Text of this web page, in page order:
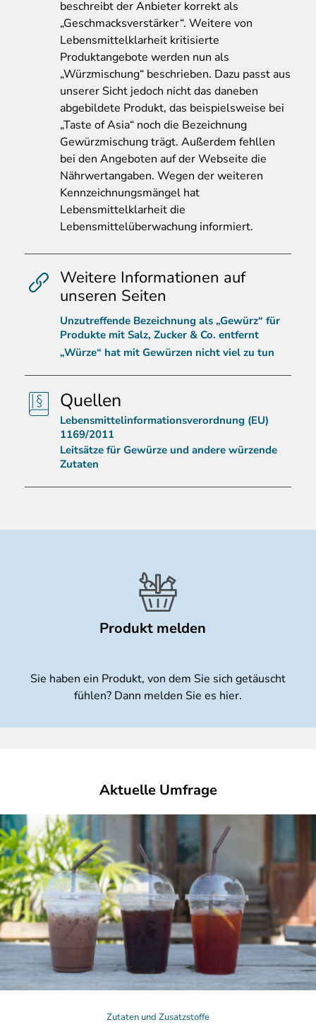
beschreibt der Anbieter korrekt als
„Geschmacksverstärker“. Weitere von
Lebensmittelklarheit kritisierte
Produktangebote werden nun als
„Würzmischung“ beschrieben. Dazu passt aus
unserer Sicht jedoch nicht das daneben
abgebildete Produkt, das beispielsweise bei
„Taste of Asia“ noch die Bezeichnung
Gewürzmischung trägt. Außerdem fehllen
bei den Angeboten auf der Webseite die
Nährwertangaben. Wegen der weiteren
Kennzeichnungsmängel hat
Lebensmittelklarheit die
Lebensmittelüberwachung informiert.
Weitere Informationen auf
unseren Seiten
Unzutreffende Bezeichnung als „Gewürz“ für
Produkte mit Salz, Zucker & Co. entfernt
„Würze“ hat mit Gewürzen nicht viel zu tun
Quellen
Lebensmittelinformationsverordnung (EU)
1169/2011
Leitsätze für Gewürze und andere würzende
Zutaten
Produkt melden
Sie haben ein Produkt, von dem Sie sich getäuscht
fühlen? Dann melden Sie es hier.
Aktuelle Umfrage
Zutaten und Zusatzstoffe